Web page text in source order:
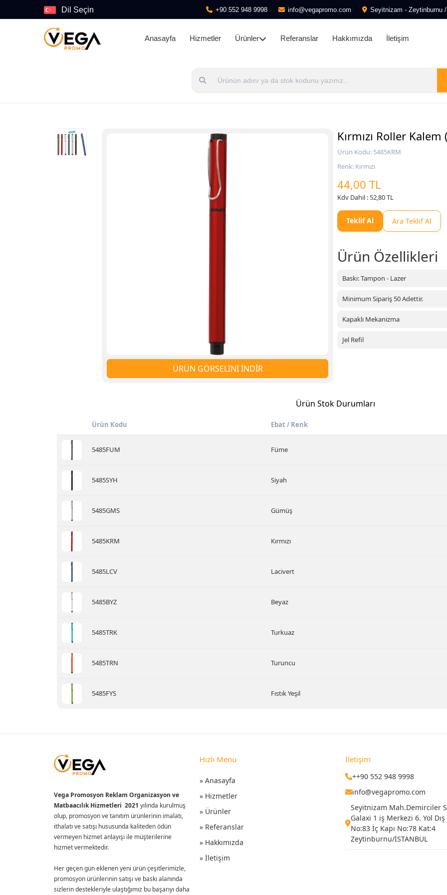
Dil Seçin +90 552 948 9998 info@vegapromo.com Seyitnizam - Zeytinburnu
Anasayfa Hizmetler Ürünler Referanslar Hakkımızda İletişim
ÜRÜN GÖRSELİNİ İNDİR
Kırmızı Roller Kalem
Ürün Kodu: 5485KRM
Renk: Kırmızı
44,00 TL
Kdv Dahil : 52,80 TL
Teklif Al Ara Teklif Al
Ürün Özellikleri
Baskı: Tampon - Lazer
Minimum Sipariş 50 Adettir.
Kapaklı Mekanizma
Jel Refil
Ürün Stok Durumları
Ürün Kodu Ebat / Renk
5485FUM Füme
5485SYH Siyah
5485GMS Gümüş
5485KRM Kırmızı
5485LCV Lacivert
5485BYZ Beyaz
5485TRK Turkuaz
5485TRN Turuncu
5485FYS Fıstık Yeşil
Vega Promosyon Reklam Organizasyon ve
Matbaacılık Hizmetleri 2021 yılında kurulmuş
olup, promosyon ve tanıtım ürünlerinin imalatı,
ithalatı ve satışı hususunda kaliteden ödün
vermeyen hizmet anlayışı ile müşterilerine
hizmet vermektedir.
Her geçen gün eklenen yeni ürün çeşitlerimizle,
promosyon ürünlerinin satışı ve baskı alanında
sizlerin destekleriyle ulaştığımız bu başarıyı daha
Hızlı Menü
» Anasayfa
» Hizmetler
» Ürünler
» Referanslar
» Hakkımızda
» İletişim
İletişim
++90 552 948 9998
info@vegapromo.com
Seyitnizam Mah.Demirciler
Galaxi 1 iş Merkezi 6. Yol Dış
No:83 İç Kapı No:78 Kat:4
Zeytinburnu/İSTANBUL